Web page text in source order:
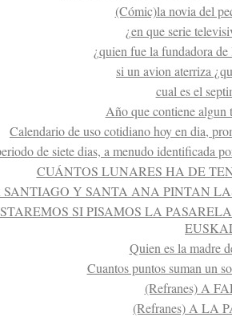
(Cómic)la novia del
¿en que serie
¿quien fue la fundadora
si un avion aterriza
cual es el
Año que contiene algun
Calendario de uso cotidiano hoy en dia,
de siete dias, a menudo identificada
CUÁNTOS LUNARES HA DE
SANTIAGO Y SANTA ANA PINTAN
SI PISAMOS LA
Quien es la madre
Cuantos puntos suman un
(Refranes) A
(Refranes) A LA